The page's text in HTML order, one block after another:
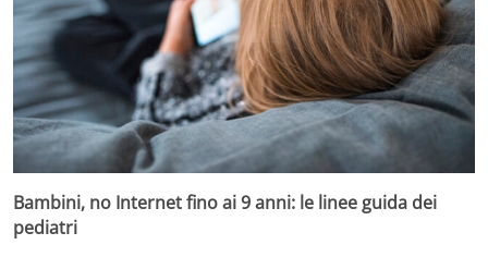
Bambini, no Internet fino ai 9 anni: le linee guida dei
pediatri